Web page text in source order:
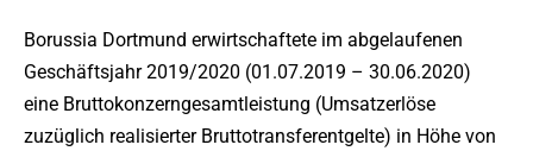
Borussia Dortmund erwirtschaftete im abgelaufenen
Geschäftsjahr 2019/2020 (01.07.2019 – 30.06.2020)
eine Bruttokonzerngesamtleistung (Umsatzerlöse
zuzüglich realisierter Bruttotransferentgelte) in Höhe von